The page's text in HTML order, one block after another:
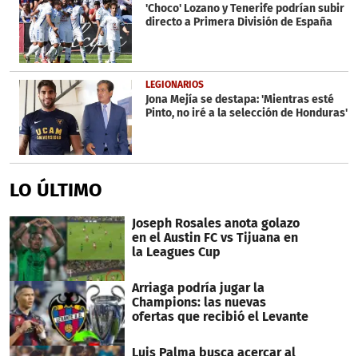
'Choco' Lozano y Tenerife podrían subir
directo a Primera División de España
LEGIONARIOS
Jona Mejía se destapa: 'Mientras esté
Pinto, no iré a la selección de Honduras'
LO ÚLTIMO
Joseph Rosales anota golazo
en el Austin FC vs Tijuana en
la Leagues Cup
Arriaga podría jugar la
Champions: las nuevas
ofertas que recibió el Levante
Luis Palma busca acercar al